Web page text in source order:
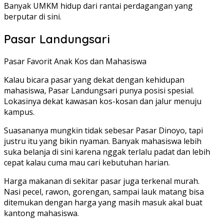
Banyak UMKM hidup dari rantai perdagangan yang
berputar di sini.
Pasar Landungsari
Pasar Favorit Anak Kos dan Mahasiswa
Kalau bicara pasar yang dekat dengan kehidupan
mahasiswa, Pasar Landungsari punya posisi spesial.
Lokasinya dekat kawasan kos-kosan dan jalur menuju
kampus.
Suasananya mungkin tidak sebesar Pasar Dinoyo, tapi
justru itu yang bikin nyaman. Banyak mahasiswa lebih
suka belanja di sini karena nggak terlalu padat dan lebih
cepat kalau cuma mau cari kebutuhan harian.
Harga makanan di sekitar pasar juga terkenal murah.
Nasi pecel, rawon, gorengan, sampai lauk matang bisa
ditemukan dengan harga yang masih masuk akal buat
kantong mahasiswa.